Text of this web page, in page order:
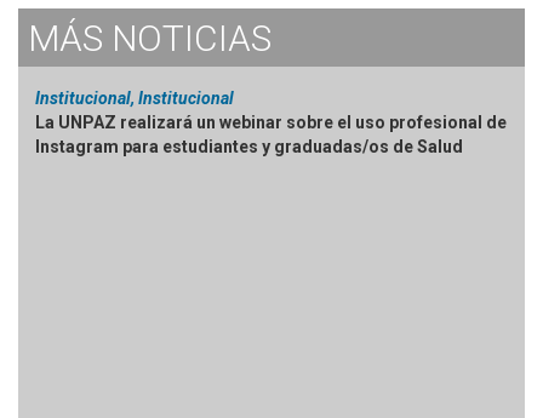
MÁS NOTICIAS
Institucional, Institucional
La UNPAZ realizará un webinar sobre el uso profesional de
Instagram para estudiantes y graduadas/os de Salud